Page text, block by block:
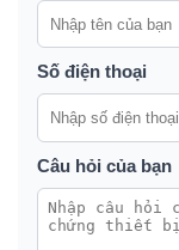
Số điện thoại
Câu hỏi của bạn